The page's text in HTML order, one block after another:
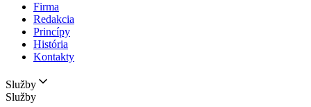
Firma
Redakcia
Princípy
História
Kontakty
Služby
Služby